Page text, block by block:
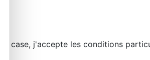
case, j'accepte les conditions